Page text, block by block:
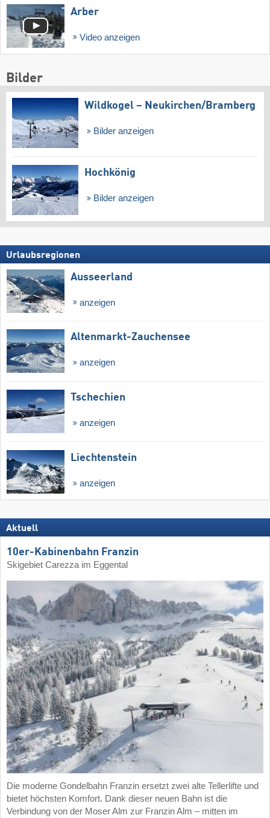
Arber
Video anzeigen
Bilder
Wildkogel – Neukirchen/​Bramberg
Bilder anzeigen
Hochkönig
Bilder anzeigen
Urlaubsregionen
Ausseerland
anzeigen
Altenmarkt-Zauchensee
anzeigen
Tschechien
anzeigen
Liechtenstein
anzeigen
Aktuell
10er-Kabinenbahn Franzin
Skigebiet Carezza im Eggental
Die moderne Gondelbahn Franzin ersetzt zwei alte Tellerlifte und
bietet höchsten Komfort. Dank dieser neuen Bahn ist die
Verbindung von der Moser Alm zur Franzin Alm – mitten im